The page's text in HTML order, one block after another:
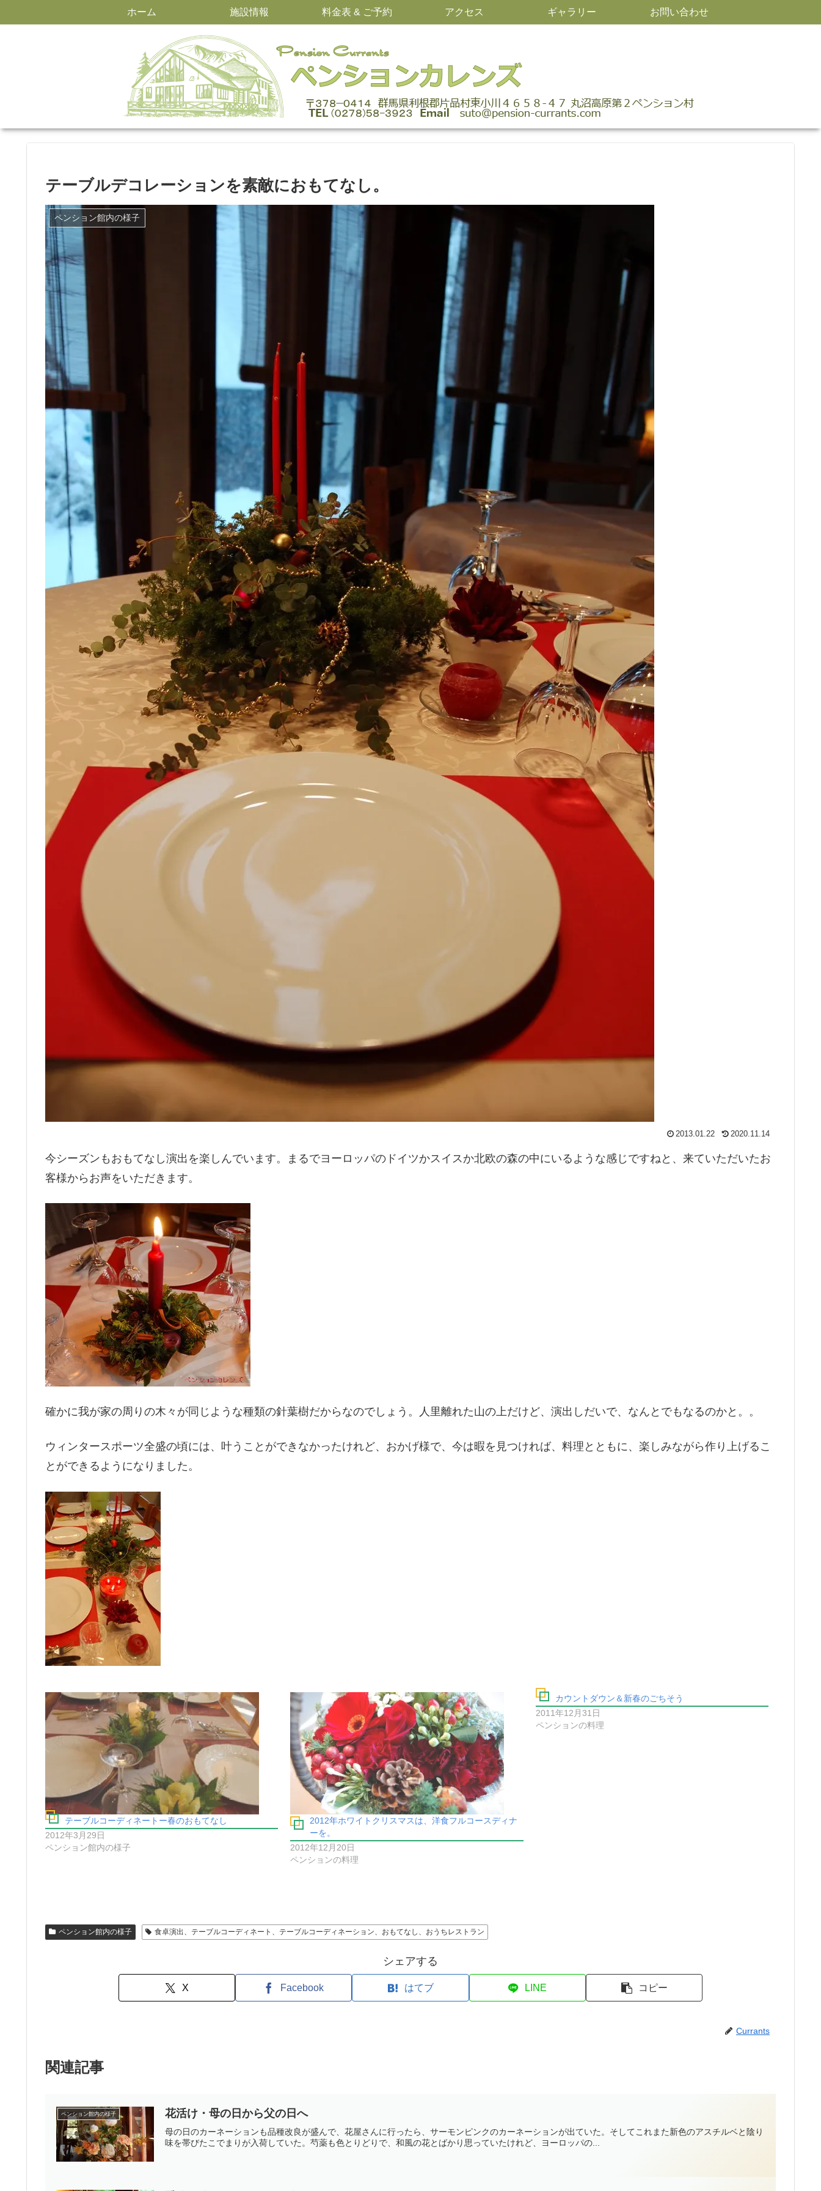
ホーム 施設情報 料金表 & ご予約 アクセス ギャラリー お問い合わせ
テーブルデコレーションを素敵におもてなし。
ペンション館内の様子
2013.01.22 2020.11.14
今シーズンもおもてなし演出を楽しんでいます。まるでヨーロッパのドイツかスイスか北欧の森の中にいるような感じですねと、来ていただいたお
客様からお声をいただきます。
確かに我が家の周りの木々が同じような種類の針葉樹だからなのでしょう。人里離れた山の上だけど、演出しだいで、なんとでもなるのかと。。
ウィンタースポーツ全盛の頃には、叶うことができなかったけれど、おかげ様で、今は暇を見つければ、料理とともに、楽しみながら作り上げるこ
とができるようになりました。
テーブルコーディネートー春のおもてなし
2012年3月29日
ペンション館内の様子
2012年ホワイトクリスマスは、洋食フルコースディナ
ーを。
2012年12月20日
ペンションの料理
カウントダウン＆新春のごちそう
2011年12月31日
ペンションの料理
ペンション館内の様子 食卓演出、テーブルコーディネート、テーブルコーディネーション、おもてなし、おうちレストラン
シェアする
X Facebook はてブ LINE コピー
Currants
関連記事
ペンション館内の様子 花活け・母の日から父の日へ
母の日のカーネーションも品種改良が盛んで、花屋さんに行ったら、サーモンピンクのカーネーションが出ていた。そしてこれまた新色のアスチルベと陰り
味を帯びたこでまりが入荷していた。芍薬も色とりどりで、和風の花とばかり思っていたけれど、ヨーロッパの...